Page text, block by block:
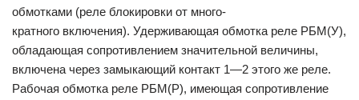
обмотками (реле блокировки от много-
кратного включения). Удерживающая обмотка реле РБМ(У),
обладающая сопротивлением значительной величины,
включена через замыкающий контакт 1—2 этого же реле.
Рабочая обмотка реле РБМ(Р), имеющая сопротивление